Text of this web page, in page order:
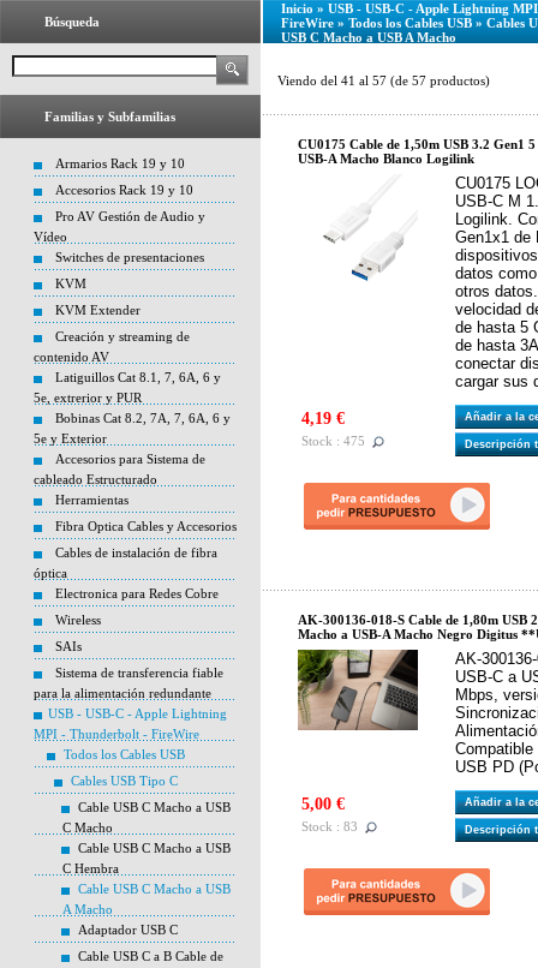
Búsqueda
Familias y Subfamilias
Armarios Rack 19 y 10
Accesorios Rack 19 y 10
Pro AV Gestión de Audio y
Vídeo
Switches de presentaciones
KVM
KVM Extender
Creación y streaming de
contenido AV
Latiguillos Cat 8.1, 7, 6A, 6 y
5e, extrerior y PUR
Bobinas Cat 8.2, 7A, 7, 6A, 6 y
5e y Exterior
Accesorios para Sistema de
cableado Estructurado
Herramientas
Fibra Optica Cables y Accesorios
Cables de instalación de fibra
óptica
Electronica para Redes Cobre
Wireless
SAIs
Sistema de transferencia fiable
para la alimentación redundante
USB - USB-C - Apple Lightning
MPI - Thunderbolt - FireWire
Todos los Cables USB
Cables USB Tipo C
Cable USB C Macho a USB
C Macho
Cable USB C Macho a USB
C Hembra
Cable USB C Macho a USB
A Macho
Adaptador USB C
Cable USB C a B Cable de
Inicio » USB - USB-C - Apple Lightning
FireWire » Todos los Cables USB » Cables
USB C Macho a USB A Macho
Viendo del 41 al 57 (de 57 productos)
CU0175 Cable de 1,50m USB 3.2 Gen1
USB-A Macho Blanco Logilink
CU0175
USB-C M
Logilink.
Gen1x1 de
datos
otros
velocidad
de hasta 5
de hasta
conectar
cargar sus
4,19 €
Stock : 475
Añadir a la
Descripción
AK-300136-018-S Cable de 1,80m USB
Macho a USB-A Macho Negro Digitus
AK-
USB-C a
Mbps,
USB PD
5,00 €
Stock : 83
Añadir a la
Descripción